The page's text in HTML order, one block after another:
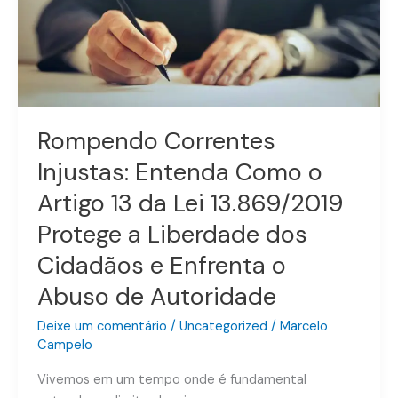
Rompendo Correntes
Injustas: Entenda Como o
Artigo 13 da Lei 13.869/2019
Protege a Liberdade dos
Cidadãos e Enfrenta o
Abuso de Autoridade
Deixe um comentário / Uncategorized / Marcelo
Campelo
Vivemos em um tempo onde é fundamental
13
da
Lei
13.869/2019
Protege
a
Liberdade
dos
Cidadãos
e
Enfrenta
o
Abuso
de
Autoridade